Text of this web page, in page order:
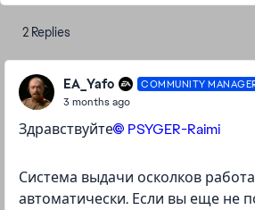
2 Replies
EA_Yafo COMMUNITY
3 months ago
Здравствуйте PSYGER-Raimi​
Система выдачи осколков
автоматически. Если вы еще не